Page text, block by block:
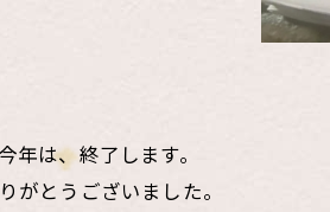
年は、終了します。
がとうございました。